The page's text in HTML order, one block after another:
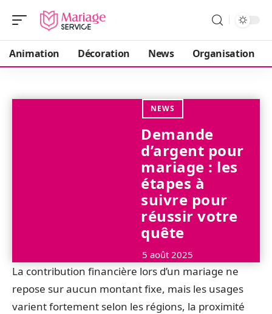
Animation Décoration News Organisation
NEWS
Demande
d’argent pour
mariage : les
étapes à
suivre pour
réussir votre
quête
5 août 2025
La contribution financière lors d’un mariage ne
repose sur aucun montant fixe, mais les usages
varient fortement selon les régions, la proximité